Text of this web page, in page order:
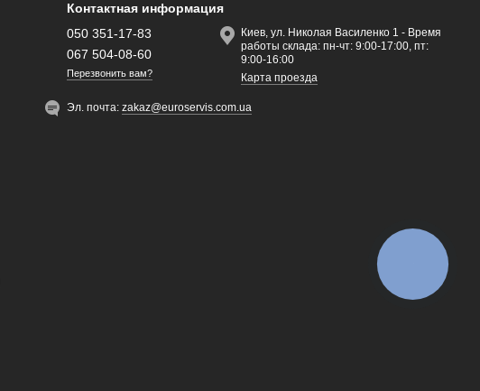
Контактная информация
050 351-17-83
067 504-08-60
Перезвонить вам?
Киев, ул. Николая Василенко 1 - Время
работы склада: пн-чт: 9:00-17:00, пт:
9:00-16:00
Карта проезда
Эл. почта:zakaz@euroservis.com.ua